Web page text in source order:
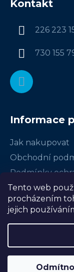
Tento web
procházením
jejich
Kontakt
226 223
730 155
Informace
Jak nakupovat
Obchodní
Podmínky
Certifikace
Často kladené
Copyright